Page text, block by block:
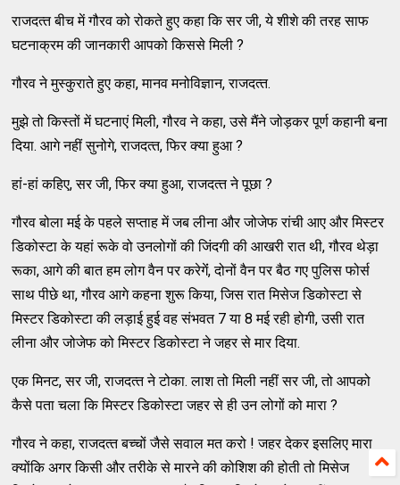
राजदत्‍त बीच में गौरव को रोकते हुए कहा कि सर जी, ये शीशे की तरह साफ
घटनाक्रम की जानकारी आपको किससे मिली ?
गौरव ने मुस्‍कुराते हुए कहा, मानव मनोविज्ञान, राजदत्‍त.
मुझे तो किस्‍तों में घटनाएं मिली, गौरव ने कहा, उसे मैंने जोड़कर पूर्ण कहानी बना
दिया. आगे नहीं सुनोगे, राजदत्‍त, फिर क्‍या हुआ ?
हां-हां कहिए, सर जी, फिर क्‍या हुआ, राजदत्‍त ने पूछा ?
गौरव बोला मई के पहले सप्‍ताह में जब लीना और जोजेफ रांची आए और मिस्‍टर
डिकोस्‍टा के यहां रूके वो उनलोगों की जिंदगी की आखरी रात थी, गौरव थेड़ा
रूका, आगे की बात हम लोग वैन पर करेगेंं, दोनों वैन पर बैठ गए पुलिस फोर्स
साथ पीछे था, गौरव आगे कहना शुरू किया, जिस रात मिसेज डिकोस्‍टा से
मिस्‍टर डिकोस्‍टा की लड़ाई हुई वह संभवत 7 या 8 मई रही होगी, उसी रात
लीना और जोजेफ को मिस्‍टर डिकोस्‍टा ने जहर से मार दिया.
एक मिनट, सर जी, राजदत्‍त ने टोका. लाश तो मिली नहीं सर जी, तो आपको
कैसे पता चला कि मिस्‍टर डिकोस्‍टा जहर से ही उन लोगों को मारा ?
गौरव ने कहा, राजदत्‍त बच्‍चों जैसे सवाल मत करो ! जहर देकर इसलिए मारा
क्‍योंकि अगर किसी और तरीके से मारने की कोशिश की होती तो मिसेज